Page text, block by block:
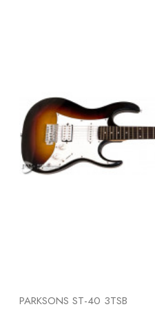
PARKSONS ST-40 3TSB